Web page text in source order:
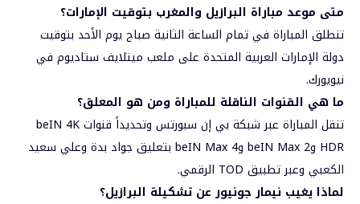
متى موعد مباراة البرازيل والمغرب بتوقيت الإمارات؟
تنطلق المباراة في تمام الساعة الثانية صباح يوم الأحد بتوقيت
دولة الإمارات العربية المتحدة على ملعب ميتلايف ستاديوم في
نيويورك.
ما هي القنوات الناقلة للمباراة ومن هو المعلق؟
تنقل المباراة عبر شبكة بي إن سبورتس وتحديداً قنوات beIN 4K
HDR وbeIN Max 2 وbeIN Max 4 بتعليق جواد بدة وعلي سعيد
الكعبي وعبر تطبيق TOD الرقمي.
لماذا يغيب نيمار جونيور عن تشكيلة البرازيل؟